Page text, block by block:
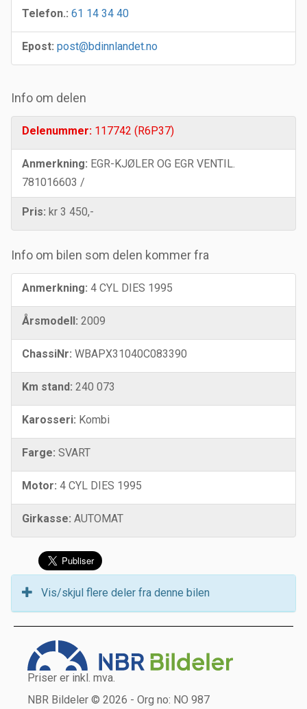
Telefon.: 61 14 34 40
Epost: post@bdinnlandet.no
Info om delen
Delenummer: 117742 (R6P37)
Anmerkning: EGR-KJØLER OG EGR VENTIL.
781016603 /
Pris: kr 3 450,-
Info om bilen som delen kommer fra
Anmerkning: 4 CYL DIES 1995
Årsmodell: 2009
ChassiNr: WBAPX31040C083390
Km stand: 240 073
Karosseri: Kombi
Farge: SVART
Motor: 4 CYL DIES 1995
Girkasse: AUTOMAT
Vis/skjul flere deler fra denne bilen
Priser er inkl. mva.
NBR Bildeler © 2026 - Org no: NO 987